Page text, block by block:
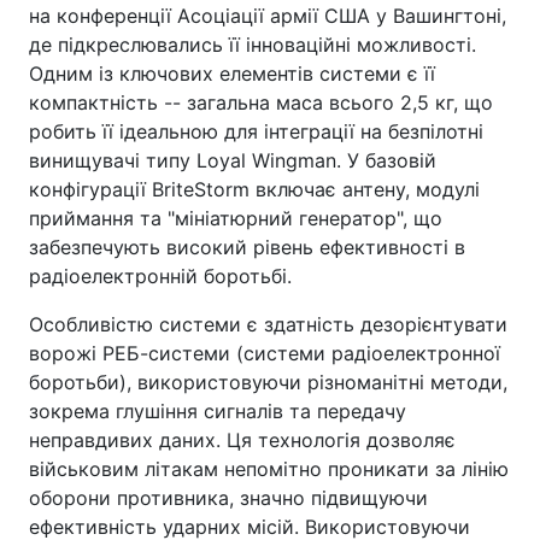
на конференції Асоціації армії США у Вашингтоні,
де підкреслювались її інноваційні можливості.
Одним із ключових елементів системи є її
компактність -- загальна маса всього 2,5 кг, що
робить її ідеальною для інтеграції на безпілотні
винищувачі типу Loyal Wingman. У базовій
конфігурації BriteStorm включає антену, модулі
приймання та "мініатюрний генератор", що
забезпечують високий рівень ефективності в
радіоелектронній боротьбі.
Особливістю системи є здатність дезорієнтувати
ворожі РЕБ-системи (системи радіоелектронної
боротьби), використовуючи різноманітні методи,
зокрема глушіння сигналів та передачу
неправдивих даних. Ця технологія дозволяє
військовим літакам непомітно проникати за лінію
оборони противника, значно підвищуючи
ефективність ударних місій. Використовуючи